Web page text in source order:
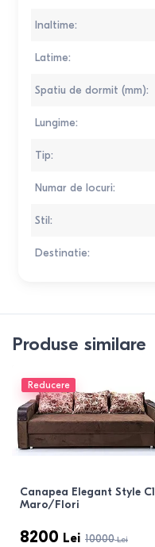
Inaltime:
Latime:
Spatiu de dormit (mm):
Lungime:
Tip:
Numar de locuri:
Stil:
Destinatie:
Produse similare
Reducere
Canapea Elegant Style C1
Maro/Flori
8200 Lei 10000Lei